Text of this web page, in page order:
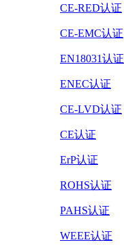
CE-RED认证
CE-EMC认证
EN18031认证
ENEC认证
CE-LVD认证
CE认证
ErP认证
ROHS认证
PAHS认证
WEEE认证